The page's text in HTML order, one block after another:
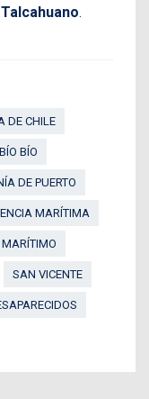
.
DE CHILE
BÍO BÍO
DE PUERTO
MARÍTIMA
MARÍTIMO
SAN VICENTE